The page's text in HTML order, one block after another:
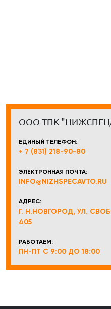
ООО ТПК
ЕДИНЫЙ ТЕЛЕФОН:
+ 7 (831) 218-90-80
ЭЛЕКТРОННАЯ ПОЧТА:
INFO@NIZHSPECAVTO.RU
АДРЕС:
Г. Н.НОВГОРОД, УЛ.
405
РАБОТАЕМ:
ПН-ПТ С 9:00 ДО 18:00